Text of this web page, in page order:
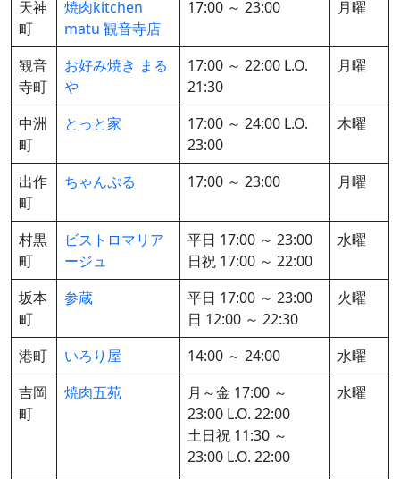
天神
町
焼肉kitchen
matu 観音寺店
17:00 ～ 23:00 月曜
観音
寺町
お好み焼き まる
や
17:00 ～ 22:00 L.O.
21:30
月曜
中洲
町
とっと家
17:00 ～ 24:00 L.O.
23:00
木曜
出作
町
ちゃんぷる 17:00 ～ 23:00 月曜
村黒
町
ビストロマリア
ージュ
平日 17:00 ～ 23:00
日祝 17:00 ～ 22:00
水曜
坂本
町
参蔵
平日 17:00 ～ 23:00
日 12:00 ～ 22:30
火曜
港町 いろり屋 14:00 ～ 24:00
水曜
吉岡
町
焼肉五苑
月～金 17:00 ～
23:00 L.O. 22:00
土日祝 11:30 ～
23:00 L.O. 22:00
水曜